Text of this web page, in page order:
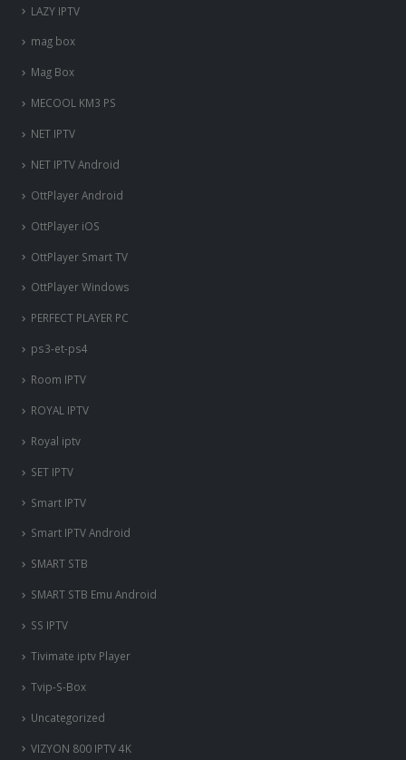
LAZY IPTV
mag box
Mag Box
MECOOL KM3 PS
NET IPTV
NET IPTV Android
OttPlayer Android
OttPlayer iOS
OttPlayer Smart TV
OttPlayer Windows
PERFECT PLAYER PC
ps3-et-ps4
Room IPTV
ROYAL IPTV
Royal iptv
SET IPTV
Smart IPTV
Smart IPTV Android
SMART STB
SMART STB Emu Android
SS IPTV
Tivimate iptv Player
Tvip-S-Box
Uncategorized
VIZYON 800 IPTV 4K